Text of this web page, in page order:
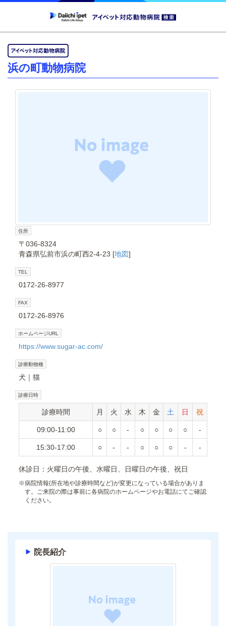
浜の町動物病院
住所
〒036-8324
青森県弘前市浜の町西2-4-23 [地図]
TEL
0172-26-8977
FAX
0172-26-8976
ホームページURL
https://www.sugar-ac.com/
診療動物種
犬 猫
診療日時
診療時間 月 火 水 木 金 土 日 祝
09:00-11:00 ○ ○ - ○ ○ ○ ○ -
15:30-17:00 ○ - - ○ ○ ○ - -
休診日：火曜日の午後、水曜日、日曜日の午後、祝日
※病院情報(所在地や診療時間など)が変更になっている場合がありま
す。ご来院の際は事前に各病院のホームページやお電話にてご確認
ください。
院長紹介